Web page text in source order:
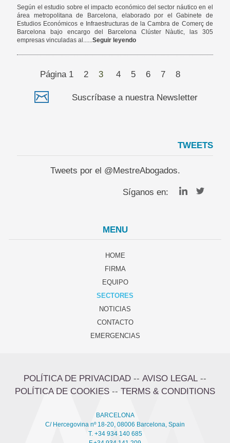
Según el estudio sobre el impacto económico del sector náutico en el
área metropolitana de Barcelona, elaborado por el Gabinete de
Estudios Económicos e Infraestructuras de la Cambra de Comerç de
Barcelona bajo encargo del Barcelona Clúster Nàutic, las 305
empresas vinculadas al......Seguir leyendo
Página 1 2 3 4 5 6 7 8
Suscríbase a nuestra Newsletter
TWEETS
Tweets por el @MestreAbogados.
Síganos en:
MENU
HOME
FIRMA
EQUIPO
SECTORES
NOTICIAS
CONTACTO
EMERGENCIAS
POLÍTICA DE PRIVACIDAD -- AVISO LEGAL --
POLÍTICA DE COOKIES -- TERMS & CONDITIONS
BARCELONA
C/ Hercegovina nº 18-20, 08006 Barcelona, Spain
T. +34 934 140 685